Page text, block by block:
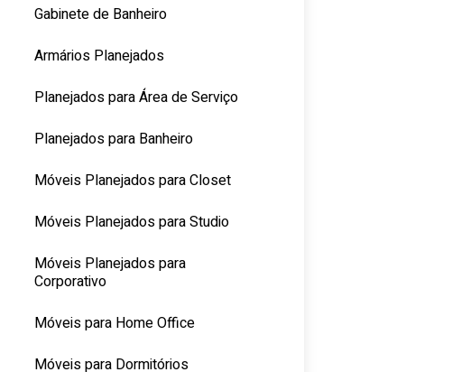
Gabinete de Banheiro
Armários Planejados
Planejados para Área de Serviço
Planejados para Banheiro
Móveis Planejados para Closet
Móveis Planejados para Studio
Móveis Planejados para
Corporativo
Móveis para Home Office
Móveis para Dormitórios